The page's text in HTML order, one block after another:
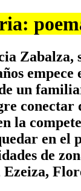
un
conectar
la
en
de